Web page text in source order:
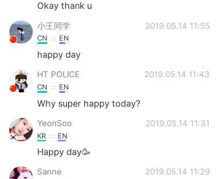
Okay thank u
小王同学 2019.05.14 11:55
CN EN
happy day
HT POLICE 2019.05.14 11:43
CN EN
Why super happy today?
YeonSoo 2019.05.14 11:31
KR EN
Happy day🥳
Sanne 2019.05.14 11:29